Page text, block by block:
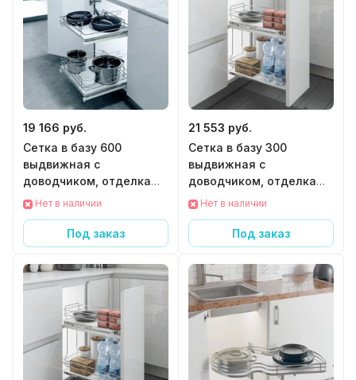
19 166 руб.
Сетка в базу 600
выдвижная с
доводчиком, отделка
хром + белый
Нет в наличии
Под заказ
21 553 руб.
Сетка в базу 300
выдвижная с
доводчиком, отделка
хром + белый
Нет в наличии
Под заказ